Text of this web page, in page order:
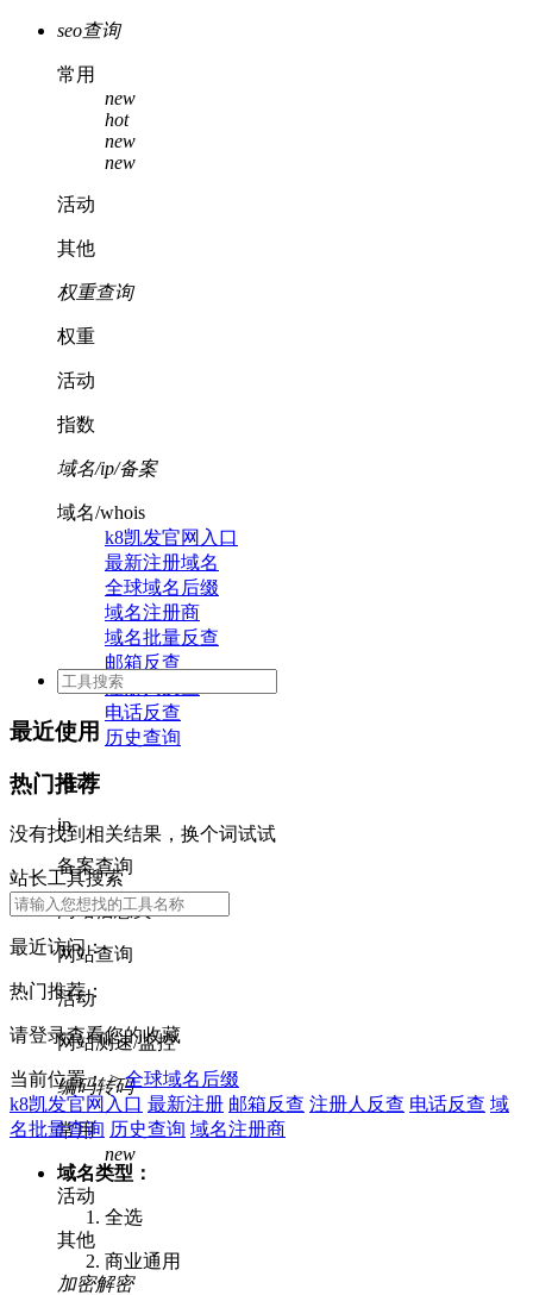
seo查询
常用
new
hot
new
new
活动
其他
权重查询
权重
活动
指数
域名/ip/备案
域名/whois
k8凯发官网入口
最新注册域名
全球域名后缀
域名注册商
域名批量反查
邮箱反查
注册人反查
电话反查
历史查询
活动
ip
备案查询
网站信息类
网站查询
活动
网站测速/监控
编码转码
常用
new
活动
其他
加密解密
最近使用
热门推荐
没有找到相关结果，换个词试试
站长工具搜索
最近访问：
热门推荐：
请登录查看您的收藏
当前位置： >全球域名后缀
k8凯发官网入口 最新注册 邮箱反查 注册人反查 电话反查 域
名批量查询 历史查询 域名注册商
域名类型：
全选
商业通用